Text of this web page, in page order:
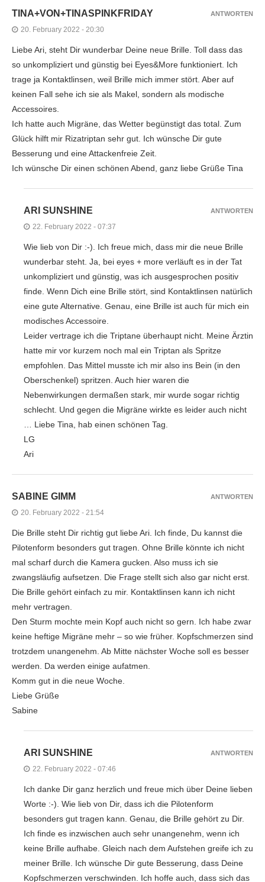
TINA+VON+TINASPINKFRIDAY
20. February 2022 - 20:30
Liebe Ari, steht Dir wunderbar Deine neue Brille. Toll dass das
so unkompliziert und günstig bei Eyes&More funktioniert. Ich
trage ja Kontaktlinsen, weil Brille mich immer stört. Aber auf
keinen Fall sehe ich sie als Makel, sondern als modische
Accessoires.
Ich hatte auch Migräne, das Wetter begünstigt das total. Zum
Glück hilft mir Rizatriptan sehr gut. Ich wünsche Dir gute
Besserung und eine Attackenfreie Zeit.
Ich wünsche Dir einen schönen Abend, ganz liebe Grüße Tina
ANTWORTEN
ARI SUNSHINE
22. February 2022 - 07:37
Wie lieb von Dir :-). Ich freue mich, dass mir die neue Brille
wunderbar steht. Ja, bei eyes + more verläuft es in der Tat
unkompliziert und günstig, was ich ausgesprochen positiv
finde. Wenn Dich eine Brille stört, sind Kontaktlinsen natürlich
eine gute Alternative. Genau, eine Brille ist auch für mich ein
modisches Accessoire.
Leider vertrage ich die Triptane überhaupt nicht. Meine Ärztin
hatte mir vor kurzem noch mal ein Triptan als Spritze
empfohlen. Das Mittel musste ich mir also ins Bein (in den
Oberschenkel) spritzen. Auch hier waren die
Nebenwirkungen dermaßen stark, mir wurde sogar richtig
schlecht. Und gegen die Migräne wirkte es leider auch nicht
… Liebe Tina, hab einen schönen Tag.
LG
Ari
ANTWORTEN
SABINE GIMM
20. February 2022 - 21:54
Die Brille steht Dir richtig gut liebe Ari. Ich finde, Du kannst die
Pilotenform besonders gut tragen. Ohne Brille könnte ich nicht
mal scharf durch die Kamera gucken. Also muss ich sie
zwangsläufig aufsetzen. Die Frage stellt sich also gar nicht erst.
Die Brille gehört einfach zu mir. Kontaktlinsen kann ich nicht
mehr vertragen.
Den Sturm mochte mein Kopf auch nicht so gern. Ich habe zwar
keine heftige Migräne mehr – so wie früher. Kopfschmerzen sind
trotzdem unangenehm. Ab Mitte nächster Woche soll es besser
werden. Da werden einige aufatmen.
Komm gut in die neue Woche.
Liebe Grüße
Sabine
ANTWORTEN
ARI SUNSHINE
22. February 2022 - 07:46
Ich danke Dir ganz herzlich und freue mich über Deine lieben
Worte :-). Wie lieb von Dir, dass ich die Pilotenform
besonders gut tragen kann. Genau, die Brille gehört zu Dir.
Ich finde es inzwischen auch sehr unangenehm, wenn ich
keine Brille aufhabe. Gleich nach dem Aufstehen greife ich zu
meiner Brille. Ich wünsche Dir gute Besserung, dass Deine
Kopfschmerzen verschwinden. Ich hoffe auch, dass sich das
ANTWORTEN